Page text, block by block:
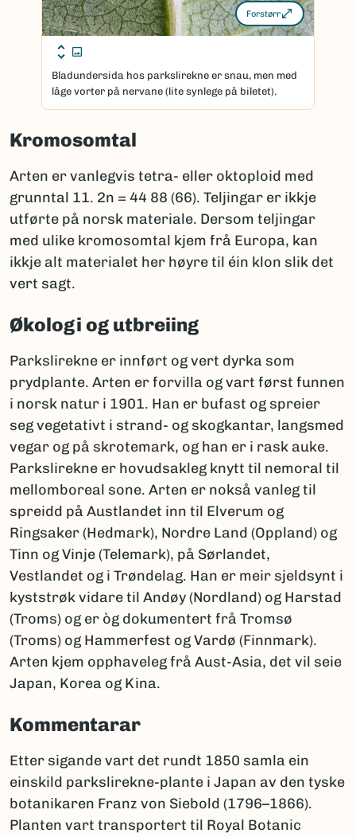
Forstørr
Bladundersida hos parkslirekne er snau, men med
låge vorter på nervane (lite synlege på biletet).
Kromosomtal
Arten er vanlegvis tetra- eller oktoploid med
grunntal 11. 2n = 44 88 (66). Teljingar er ikkje
utførte på norsk materiale. Dersom teljingar
med ulike kromosomtal kjem frå Europa, kan
ikkje alt materialet her høyre til éin klon slik det
vert sagt.
Økologi og utbreiing
Parkslirekne er innført og vert dyrka som
prydplante. Arten er forvilla og vart først funnen
i norsk natur i 1901. Han er bufast og spreier
seg vegetativt i strand- og skogkantar, langsmed
vegar og på skrotemark, og han er i rask auke.
Parkslirekne er hovudsakleg knytt til nemoral til
mellomboreal sone. Arten er nokså vanleg til
spreidd på Austlandet inn til Elverum og
Ringsaker (Hedmark), Nordre Land (Oppland) og
Tinn og Vinje (Telemark), på Sørlandet,
Vestlandet og i Trøndelag. Han er meir sjeldsynt i
kyststrøk vidare til Andøy (Nordland) og Harstad
(Troms) og er òg dokumentert frå Tromsø
(Troms) og Hammerfest og Vardø (Finnmark).
Arten kjem opphaveleg frå Aust-Asia, det vil seie
Japan, Korea og Kina.
Kommentarar
Etter sigande vart det rundt 1850 samla ein
einskild parkslirekne-plante i Japan av den tyske
botanikaren Franz von Siebold (1796–1866).
Planten vart transportert til Royal Botanic